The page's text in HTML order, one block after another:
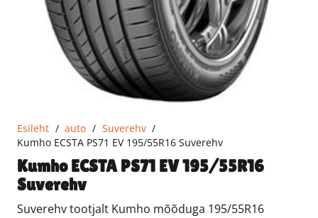
Esileht / auto / Suverehv /
Kumho ECSTA PS71 EV 195/55R16 Suverehv
Kumho ECSTA PS71 EV 195/55R16
Suverehv
Suverehv tootjalt Kumho mõõduga 195/55R16